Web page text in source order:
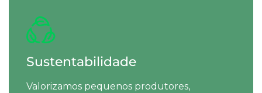
Sustentabilidade
Valorizamos pequenos produtores,